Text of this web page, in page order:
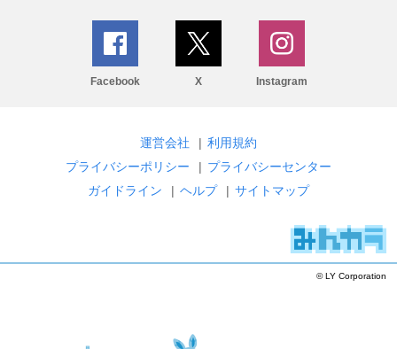
Facebook X Instagram
運営会社 | 利用規約
プライバシーポリシー
| プライバシーセンター
ガイドライン
| ヘルプ | サイトマップ
© LY Corporation